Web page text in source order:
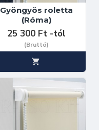
Gyöngyös roletta
(Róma)
25 300 Ft -tól
(Bruttó)